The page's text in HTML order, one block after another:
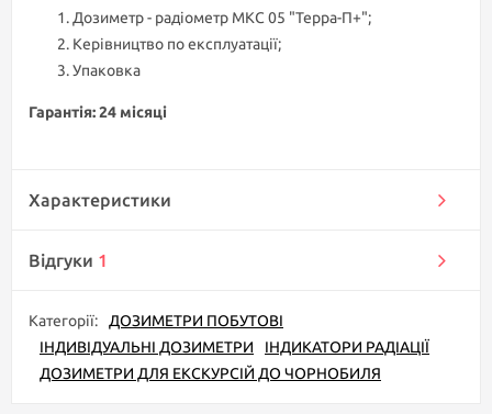
Дозиметр - радіометр МКС 05 "Терра-П+";
Керівництво по експлуатації;
Упаковка
Гарантія: 24 місяці
Характеристики
Відгуки 1
Категорії:
ДОЗИМЕТРИ ПОБУТОВІ
ІНДИВІДУАЛЬНІ ДОЗИМЕТРИ
ІНДИКАТОРИ РАДІАЦІЇ
ДОЗИМЕТРИ ДЛЯ ЕКСКУРСІЙ ДО ЧОРНОБИЛЯ